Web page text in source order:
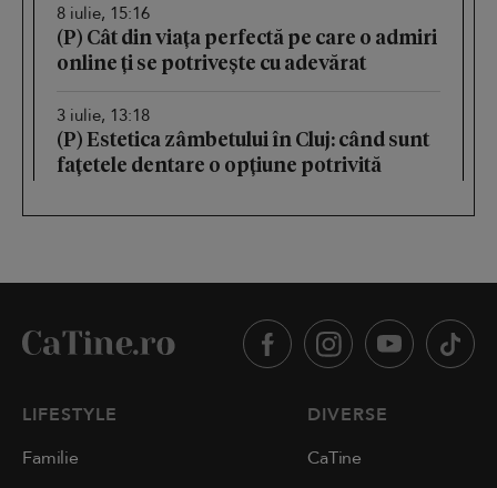
8 iulie, 15:16
(P) Cât din viața perfectă pe care o admiri
online ți se potrivește cu adevărat
3 iulie, 13:18
(P) Estetica zâmbetului în Cluj: când sunt
fațetele dentare o opțiune potrivită
LIFESTYLE
Familie
DIVERSE
CaTine